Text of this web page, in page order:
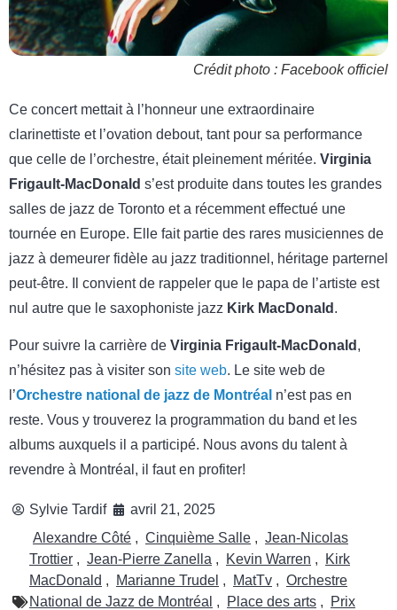
Crédit photo : Facebook officiel
Ce concert mettait à l’honneur une extraordinaire
clarinettiste et l’ovation debout, tant pour sa performance
que celle de l’orchestre, était pleinement méritée. Virginia
Frigault-MacDonald s’est produite dans toutes les grandes
salles de jazz de Toronto et a récemment effectué une
tournée en Europe. Elle fait partie des rares musiciennes de
jazz à demeurer fidèle au jazz traditionnel, héritage parternel
peut-être. Il convient de rappeler que le papa de l’artiste est
nul autre que le saxophoniste jazz Kirk MacDonald .
Pour suivre la carrière de Virginia Frigault-MacDonald ,
n’hésitez pas à visiter son site web. Le site web de
l’Orchestre national de jazz de Montréal n’est pas en
reste. Vous y trouverez la programmation du band et les
albums auxquels il a participé. Nous avons du talent à
revendre à Montréal, il faut en profiter!
Sylvie Tardif
avril 21, 2025
Alexandre Côté , Cinquième Salle , Jean-Nicolas
Trottier , Jean-Pierre Zanella , Kevin Warren ,
Kirk
MacDonald , Marianne Trudel , MatTv , Orchestre
National de Jazz de Montréal , Place des arts ,
Prix